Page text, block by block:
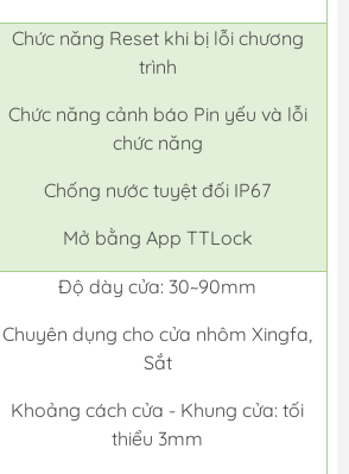
Chức năng Reset khi bị lỗi chương
trình
Chức năng cảnh báo Pin yếu và lỗi
chức năng
Chống nước tuyệt đối IP67
Mở bằng App TTLock
Độ dày cửa: 30~90mm
Chuyên dụng cho cửa nhôm Xingfa,
Sắt
Khoảng cách cửa - Khung cửa: tối
thiểu 3mm